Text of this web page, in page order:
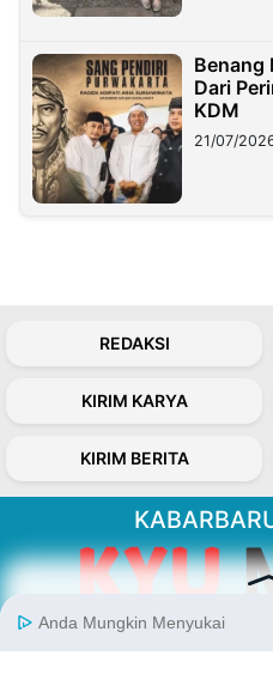
Benang
Dari
KDM
21/07/
REDAKSI
KIRIM KARYA
KIRIM BERITA